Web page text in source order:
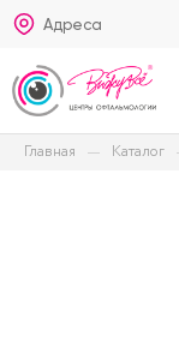
Адреса
Главная Каталог